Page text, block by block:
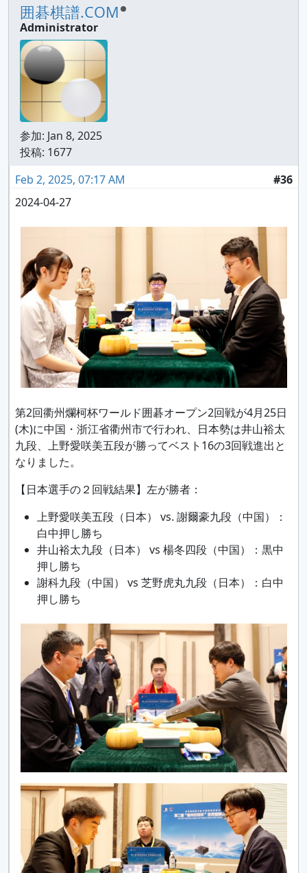
囲碁棋譜.COM
Administrator
参加: Jan 8, 2025
投稿: 1677
Feb 2, 2025, 07:17 AM
#36
2024-04-27
第2回衢州爛柯杯ワールド囲碁オープン2回戦が4月25日
(木)に中国・浙江省衢州市で行われ、日本勢は井山裕太
九段、上野愛咲美五段が勝ってベスト16の3回戦進出と
なりました。
【日本選手の２回戦結果】左が勝者：
上野愛咲美五段（日本） vs. 謝爾豪九段（中国）：
白中押し勝ち
井山裕太九段（日本） vs 楊冬四段（中国）：黒中
押し勝ち
謝科九段（中国） vs 芝野虎丸九段（日本）：白中
押し勝ち